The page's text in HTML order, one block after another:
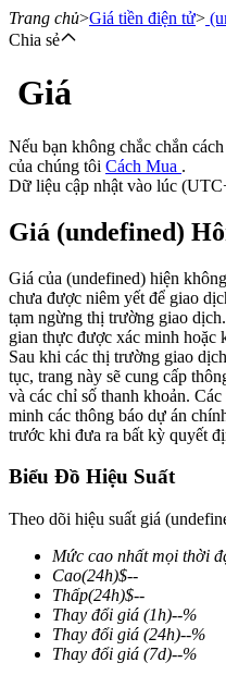
Hợp đồng tương lai
USDT Futures
Futures sử dụng USDT
COIN-M Futures
Futures sử dụng token
Trang chủ>Giá tiền điện tử>
Chia sẻ
Giá
Nếu bạn không chắc chắn
của chúng tôi Cách Mua .
Dữ liệu cập nhật vào lúc
Giá (undefined)
Giá của (undefined) hiện
chưa được niêm yết để giao
tạm ngừng thị trường giao
gian thực được xác minh hoặc
Sau khi các thị trường giao
tục, trang này sẽ cung cấp
và các chỉ số thanh khoản.
minh các thông báo dự án
trước khi đưa ra bất kỳ quyết
Biểu Đồ Hiệu Suất
Theo dõi hiệu suất giá
Mức cao nhất mọi thời
Cao(24h)$--
Thấp(24h)$--
Thay đổi giá (1h)--%
Thay đổi giá (24h)--%
Thay đổi giá (7d)--%